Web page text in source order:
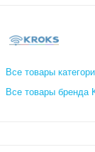
Все товары
Все товары бренда